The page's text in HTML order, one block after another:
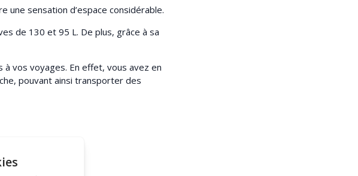
une sensation d’espace considérable.
de 130 et 95 L. De plus, grâce à sa
vos voyages. En effet, vous avez en
pouvant ainsi transporter des